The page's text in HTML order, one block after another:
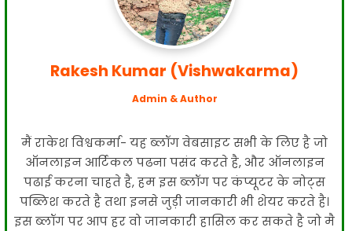
Rakesh Kumar (Vishwakarma)
Admin & Author
मैं राकेश विश्वकर्मा- यह ब्लॉग वेबसाइट सभी के लिए है जो
ऑनलाइन आर्टिकल पढना पसंद करते है, और ऑनलाइन
पढाई करना चाहते है, हम इस ब्लॉग पर कंप्यूटर के नोट्स
पब्लिश करते है तथा इनसे जुड़ी जानकारी भी शेयर करते है।
इस ब्लॉग पर आप हर वो जानकारी हासिल कर सकते है जो मै